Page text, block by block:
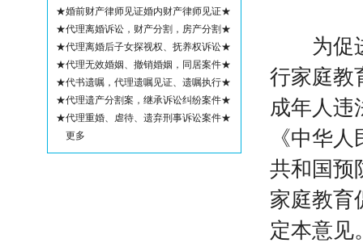
★婚前财产律师见证婚内财产律师见证★
★代理离婚诉讼，财产分割，房产分割★
★代理离婚后子女探视权、抚养权诉讼★
★代理无效婚姻、撤销婚姻，同居案件★
★代书遗嘱，代理遗嘱见证、遗嘱执行★
★代理遗产分割案，继承诉讼纠纷案件★
★代理重婚、虐待、遗弃刑事诉讼案件★
更多
为促进
行家庭教
成年人违
《中华
共和国预
家庭教育
定本意见